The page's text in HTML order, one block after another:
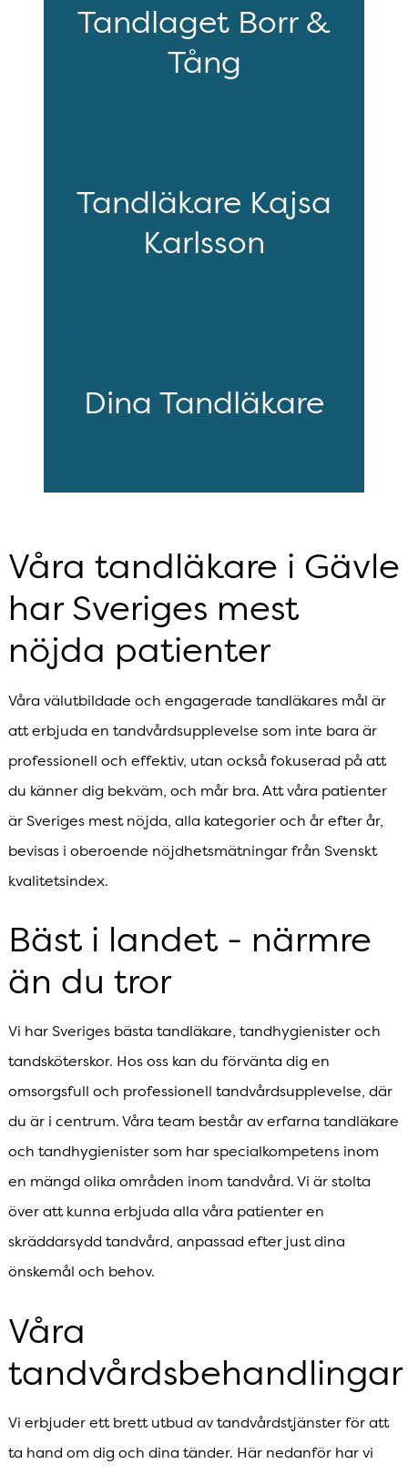
Tandlaget Borr &
Tång
Tandläkare Kajsa
Karlsson
Dina Tandläkare
Våra tandläkare i Gävle
har Sveriges mest
nöjda patienter
Våra välutbildade och engagerade tandläkares mål är
att erbjuda en tandvårdsupplevelse som inte bara är
professionell och effektiv, utan också fokuserad på att
du känner dig bekväm, och mår bra. Att våra patienter
är Sveriges mest nöjda, alla kategorier och år efter år,
bevisas i oberoende nöjdhetsmätningar från Svenskt
kvalitetsindex.
Bäst i landet - närmre
än du tror
Vi har Sveriges bästa tandläkare, tandhygienister och
tandsköterskor. Hos oss kan du förvänta dig en
omsorgsfull och professionell tandvårdsupplevelse, där
du är i centrum. Våra team består av erfarna tandläkare
och tandhygienister som har specialkompetens inom
en mängd olika områden inom tandvård. Vi är stolta
över att kunna erbjuda alla våra patienter en
skräddarsydd tandvård, anpassad efter just dina
önskemål och behov.
Våra
Vi erbjuder ett brett utbud av tandvårdstjänster för att
ta hand om dig och dina tänder. Här nedanför har vi